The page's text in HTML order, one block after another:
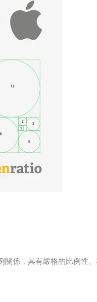
係，具有嚴格的比例性